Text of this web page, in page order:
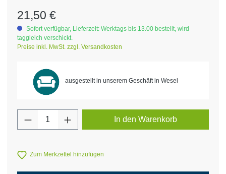
Regulärer Preis:
21,50 €
Sofort verfügbar, Lieferzeit: Werktags bis 13.00 bestellt, wird
taggleich verschickt.
Preise inkl. MwSt. zzgl. Versandkosten
ausgestellt in unserem Geschäft in Wesel
Produkt Anzahl: Gib den gewünschten
In den Warenkorb
Zum Merkzettel hinzufügen